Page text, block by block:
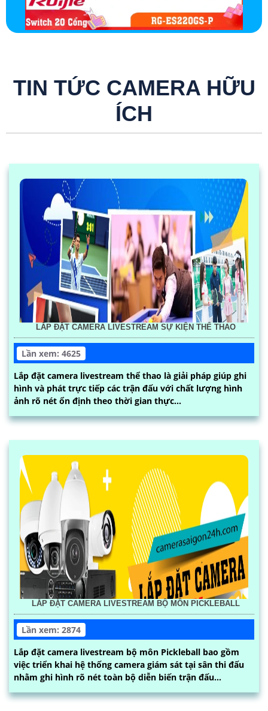
TIN TỨC CAMERA HỮU
ÍCH
LẮP ĐẶT CAMERA LIVESTREAM SỰ KIỆN THỂ THAO
Lần xem: 4625
Lắp đặt camera livestream thể thao là giải pháp giúp ghi
hình và phát trực tiếp các trận đấu với chất lượng hình
ảnh rõ nét ổn định theo thời gian thực...
LẮP ĐẶT CAMERA LIVESTREAM BỘ MÔN PICKLEBALL
Lần xem: 2874
Lắp đặt camera livestream bộ môn Pickleball bao gồm
việc triển khai hệ thống camera giám sát tại sân thi đấu
nhằm ghi hình rõ nét toàn bộ diễn biến trận đấu...